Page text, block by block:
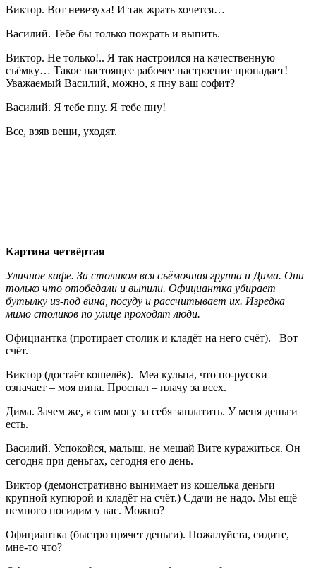
Виктор. Вот невезуха! И так жрать хочется…
Василий. Тебе бы только пожрать и выпить.
Виктор. Не только!.. Я так настроился на качественную
съёмку… Такое настоящее рабочее настроение пропадает!
Уважаемый Василий, можно, я пну ваш софит?
Василий. Я тебе пну. Я тебе пну!
Все, взяв вещи, уходят.
Картина четвёртая
Уличное кафе. За столиком вся съёмочная группа и Дима. Они
только что отобедали и выпили. Официантка убирает
бутылку из-под вина, посуду и рассчитывает их. Изредка
мимо столиков по улице проходят люди.
Официантка (протирает столик и кладёт на него счёт). Вот
счёт.
Виктор (достаёт кошелёк). Меа кульпа, что по-русски
означает – моя вина. Проспал – плачу за всех.
Дима. Зачем же, я сам могу за себя заплатить. У меня деньги
есть.
Василий. Успокойся, малыш, не мешай Вите куражиться. Он
сегодня при деньгах, сегодня его день.
Виктор (демонстративно вынимает из кошелька деньги
крупной купюрой и кладёт на счёт.) Сдачи не надо. Мы ещё
немного посидим у вас. Можно?
Официантка (быстро прячет деньги). Пожалуйста, сидите,
мне-то что?